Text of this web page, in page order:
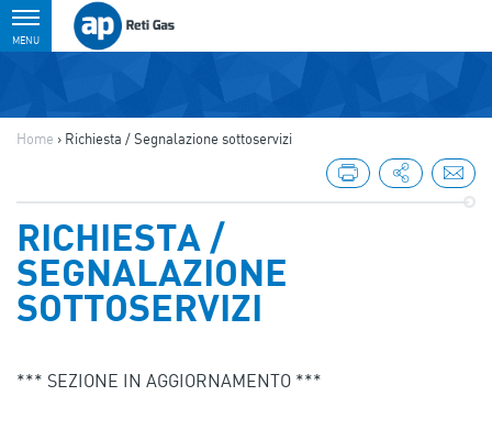
Toggle
navigation
MENU
Home › Richiesta / Segnalazione sottoservizi
RICHIESTA /
SEGNALAZIONE
SOTTOSERVIZI
*** SEZIONE IN AGGIORNAMENTO ***